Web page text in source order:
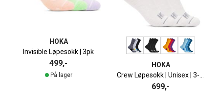
HOKA
Invisible Løpesokk | 3pk
499,-
På lager
HOKA
699,-